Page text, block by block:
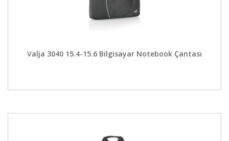
Valja 3040 15.4-15.6 Bilgisayar Notebook Çantası